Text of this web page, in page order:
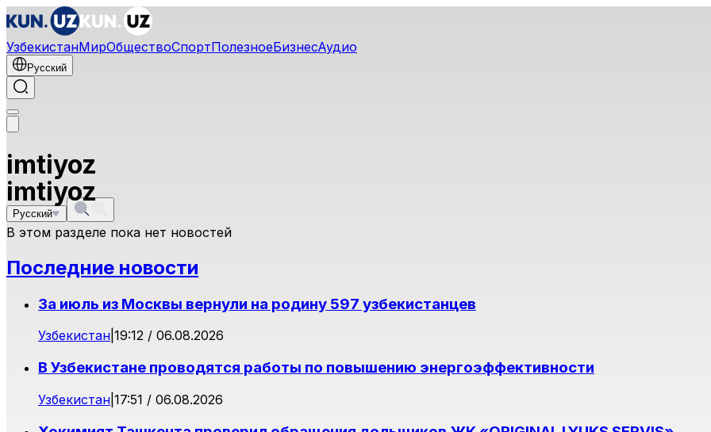
УзбекистанМирОбществоСпортПолезноеБизнесАудио
Русский
imtiyoz
Русский
imtiyoz
В этом разделе пока нет новостей
Последние новости
За июль из Москвы вернули на родину 597 узбекистанцев
Узбекистан 19:12 / 06.08.2026
В Узбекистане проводятся работы по повышению энергоэффективности
Узбекистан 17:51 / 06.08.2026